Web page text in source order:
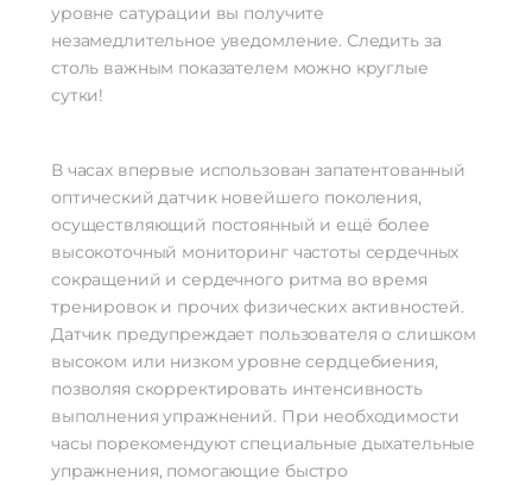
уровне сатурации вы получите
незамедлительное уведомление. Следить за
столь важным показателем можно круглые
сутки!
В часах впервые использован запатентованный
оптический датчик новейшего поколения,
осуществляющий постоянный и ещё более
высокоточный мониторинг частоты сердечных
сокращений и сердечного ритма во время
тренировок и прочих физических активностей.
Датчик предупреждает пользователя о слишком
высоком или низком уровне сердцебиения,
позволяя скорректировать интенсивность
выполнения упражнений. При необходимости
часы порекомендуют специальные дыхательные
упражнения, помогающие быстро